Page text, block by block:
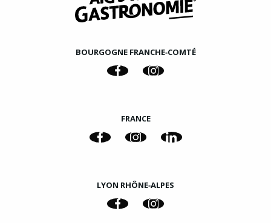
BOURGOGNE FRANCHE‑COMTÉ
FRANCE
LYON RHÔNE‑ALPES